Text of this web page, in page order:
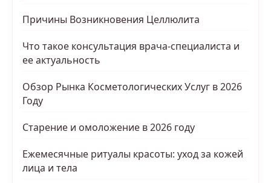
Причины Возникновения Целлюлита
Что такое консультация врача-специалиста и
ее актуальность
Обзор Рынка Косметологических Услуг в 2026
Году
Старение и омоложение в 2026 году
Ежемесячные ритуалы красоты: уход за кожей
лица и тела